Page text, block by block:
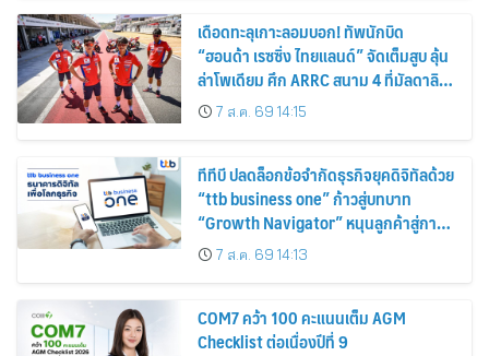
เดือดทะลุเกาะลอมบอก! ทัพนักบิด
“ฮอนด้า เรซซิ่ง ไทยแลนด์” จัดเต็มสูบ ลุ้น
ล่าโพเดียม ศึก ARRC สนาม 4 ที่มัลดาลิ
กา 7 ส.ค. 69 14:15
ทีทีบี ปลดล็อกข้อจำกัดธุรกิจยุคดิจิทัลด้วย
“ttb business one” ก้าวสู่บทบาท
“Growth Navigator” หนุนลูกค้าสู่การ
เติบโตอย่างแท้จริง
7 ส.ค. 69 14:13
COM7 คว้า 100 คะแนนเต็ม AGM
Checklist ต่อเนื่องปีที่ 9